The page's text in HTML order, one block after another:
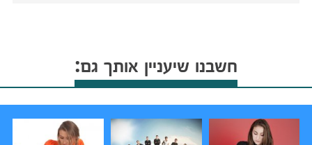
חשבנו שיעניין אותך גם: